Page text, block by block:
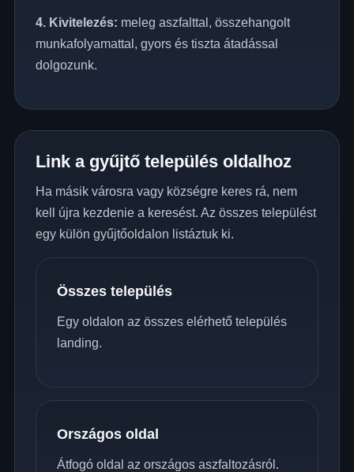
4. Kivitelezés: meleg aszfalttal, összehangolt
munkafolyamattal, gyors és tiszta átadással
dolgozunk.
Link a gyűjtő település oldalhoz
Ha másik városra vagy községre keres rá, nem
kell újra kezdenie a keresést. Az összes települést
egy külön gyűjtőoldalon listáztuk ki.
Összes település
Egy oldalon az összes elérhető település
landing.
Országos oldal
Átfogó oldal az országos aszfaltozásról.